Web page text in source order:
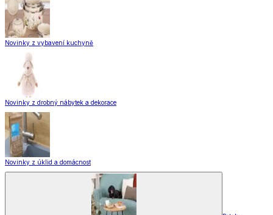
Novinky z vybavení kuchyně
Novinky z drobný nábytek a dekorace
Novinky z úklid a domácnost